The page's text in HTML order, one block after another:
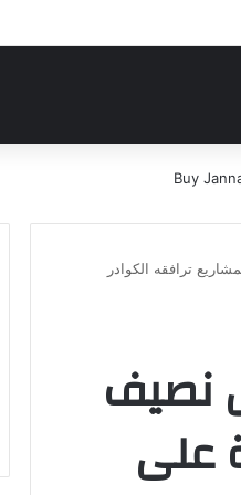
ترافقه الكوادر
نصيف
على